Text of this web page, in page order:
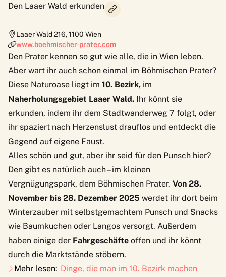
Den Laaer Wald erkunden
Laaer Wald 216,1100 Wien
www.boehmischer-prater.com
Den Prater kennen so gut wie alle, die in Wien leben.
Aber wart ihr auch schon einmal im Böhmischen Prater?
Diese Naturoase liegt im 10. Bezirk, im
Naherholungsgebiet Laaer Wald. Ihr könnt sie
erkunden, indem ihr dem Stadtwanderweg 7 folgt, oder
ihr spaziert nach Herzenslust drauflos und entdeckt die
Gegend auf eigene Faust.
Alles schön und gut, aber ihr seid für den Punsch hier?
Den gibt es natürlich auch – im kleinen
Vergnügungspark, dem Böhmischen Prater. Von 28.
November bis 28. Dezember 2025 werdet ihr dort beim
Winterzauber mit selbstgemachtem Punsch und Snacks
wie Baumkuchen oder Langos versorgt. Außerdem
haben einige der Fahrgeschäfte offen und ihr könnt
durch die Marktstände stöbern.
Mehr lesen: Dinge, die man im 10. Bezirk machen